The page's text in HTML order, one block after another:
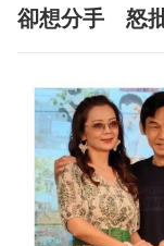
卻想分手 怒